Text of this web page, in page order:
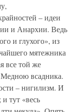
– идеи
и Анархии. Ведь
и глухого», из
мятежника
все той же
Медною всадника.
– нигилизм. И
тут «весь